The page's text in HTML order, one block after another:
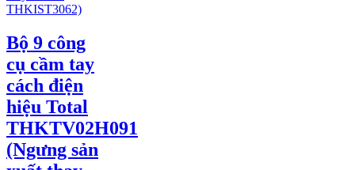
Bộ 9 công
cụ cầm tay
cách điện
hiệu Total
THKTV02H091
(Ngưng sản